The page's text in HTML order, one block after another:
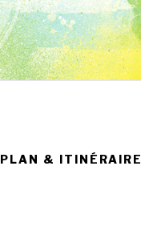
PLAN & ITINÉRAIRE